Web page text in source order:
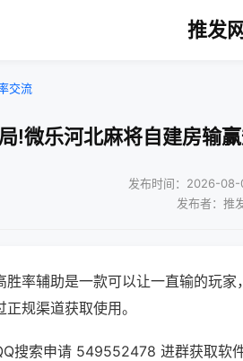
推发网
交流
!微乐河北麻将自建房输
发布时间：2026-08-
发布者：推
胜率辅助是一款可以让一直输的玩
规渠道获取使用。
搜索申请 549552478 进群获取软